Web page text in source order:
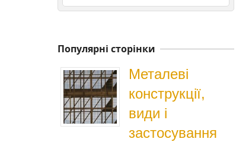
Популярні сторінки
Металеві
конструкції,
види і
застосування